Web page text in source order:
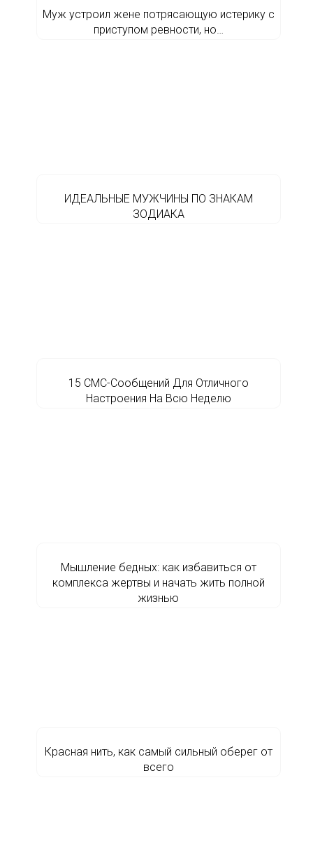
Муж устроил жене потрясающую истерику с
приступом ревности, но…
ИДЕАЛЬНЫЕ МУЖЧИНЫ ПО ЗНАКАМ
ЗОДИАКА
15 СМС-Сообщений Для Отличного
Настроения На Всю Неделю
Мышление бедных: как избавиться от
комплекса жертвы и начать жить полной
жизнью
Красная нить, как самый сильный оберег от
всего